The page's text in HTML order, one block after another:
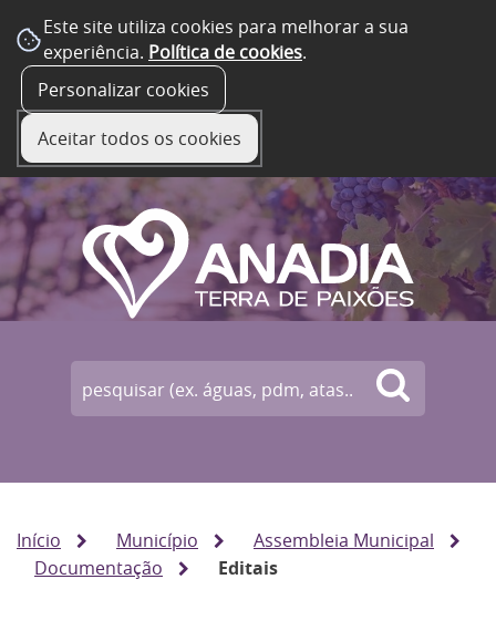
Este site utiliza cookies para melhorar a sua
experiência. Política de cookies.
Personalizar cookies
Aceitar todos os cookies
Início Município
Assembleia Municipal
Documentação
Editais